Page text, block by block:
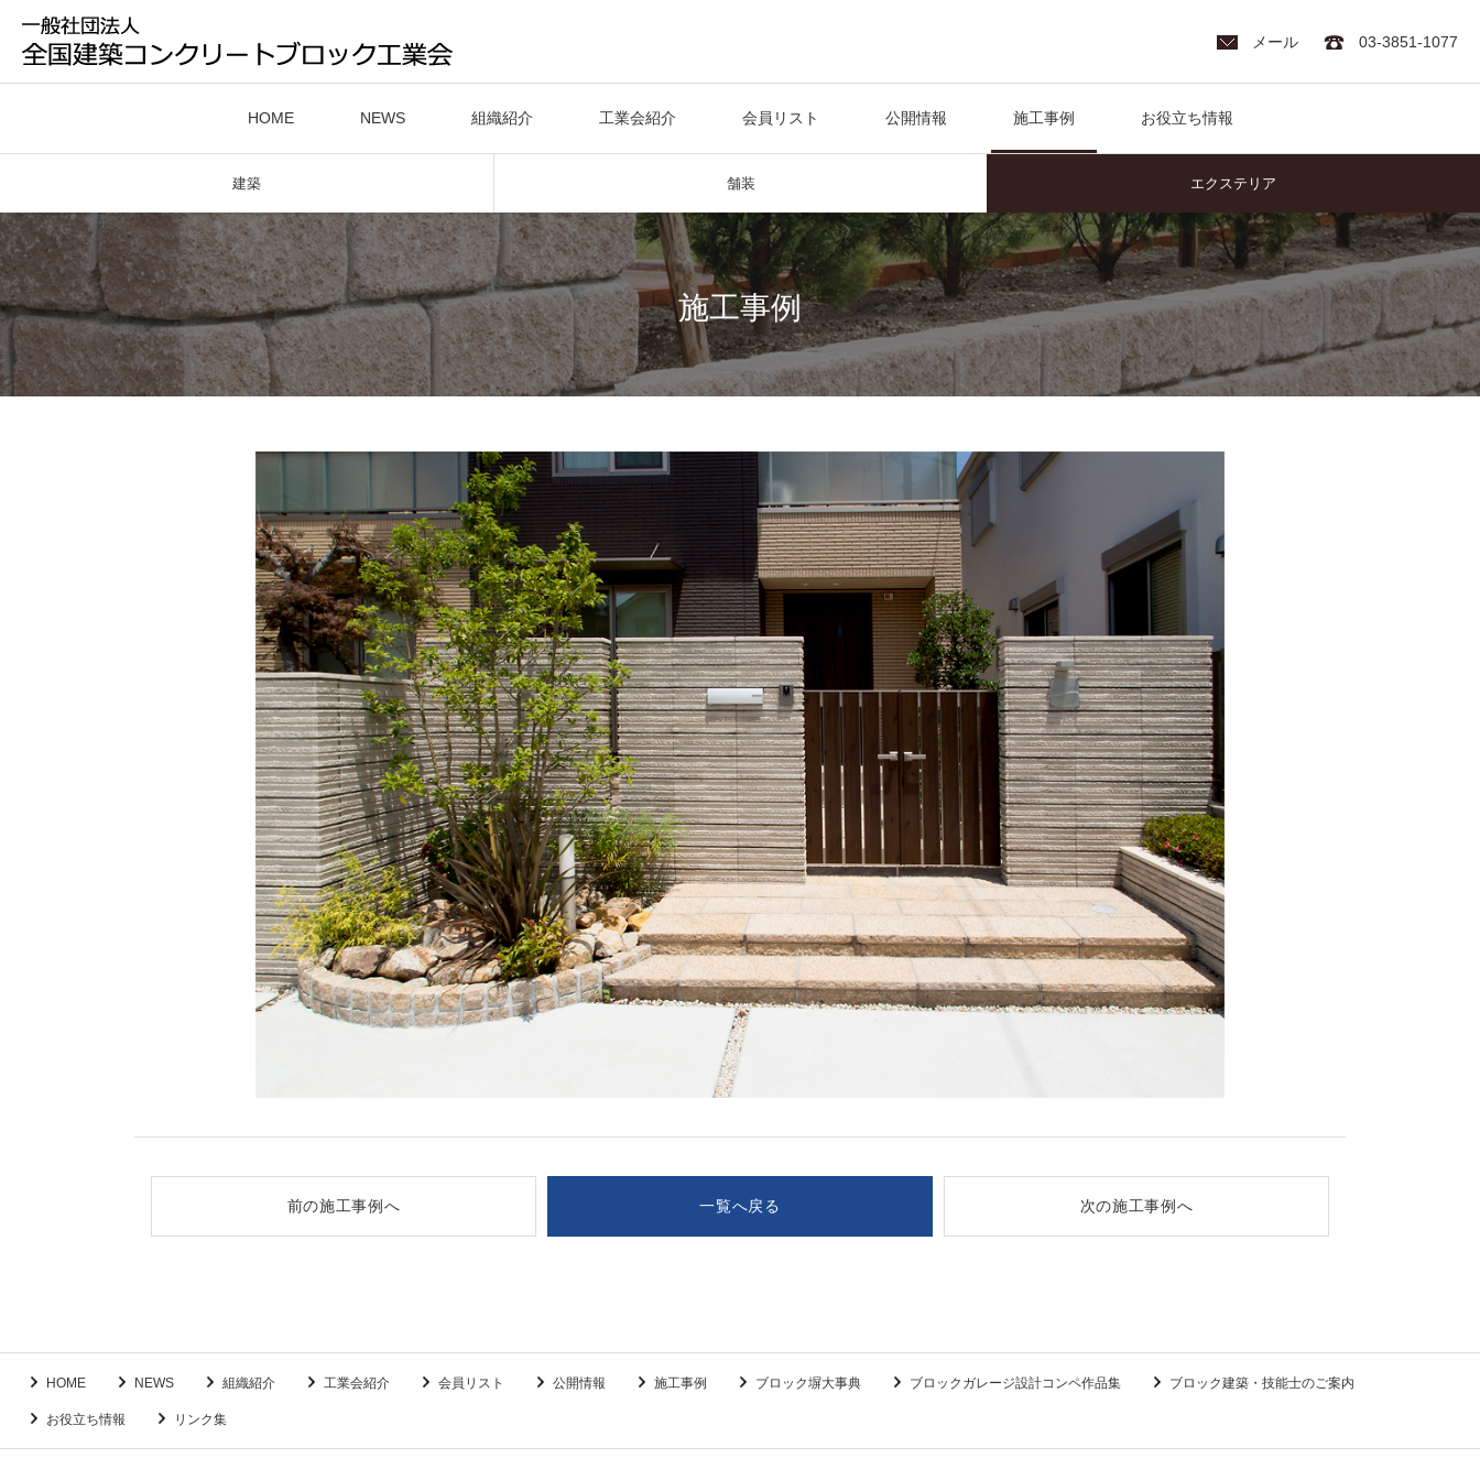
メール 03-3851-1077
HOME NEWS 組織紹介 工業会紹介 会員リスト 公開情報 施工事例 お役立ち情報
建築 舗装 エクステリア
施工事例
前の施工事例へ 一覧へ戻る 次の施工事例へ
HOME NEWS 組織紹介 工業会紹介 会員リスト 公開情報 施工事例 ブロック塀大事典 ブロックガレージ設計コンペ作品集 ブロック建築・技能士のご案内
お役立ち情報 リンク集